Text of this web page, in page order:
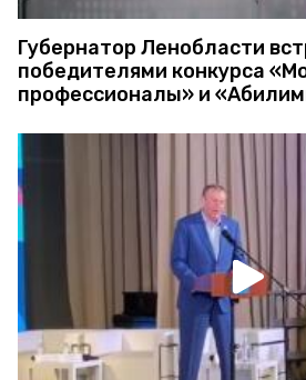
Губернатор Ленобласти
победителями конкурса
профессионалы» и